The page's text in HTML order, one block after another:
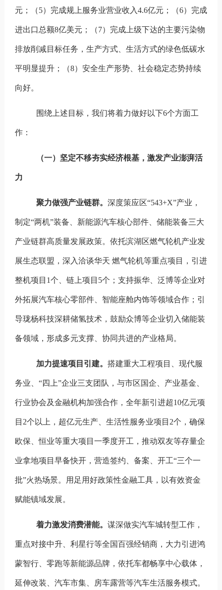
元；（5）完成规上服务业营业收入4.6亿元；（6）完成
进出口总额8亿美元；（7）完成上级下达的主要污染物
排放削减目标任务，生产方式、生活方式的绿色低碳水
平明显提升；（8）安全生产形势、社会稳定态势持续
向好。
围绕上述目标，我们将着力做好以下6个方面工
作：
（一）坚定不移夯实经济根基，激发产业澎湃活
力
聚力做强产业链群。 深度策应区“543+X”产业，
制定“两机”装备、新能源汽车核心部件、储能装备三大
产业链群高质量发展政策。依托滨湖区燃气轮机产业发
展生态联盟，深入洽谈华天 燃气轮机等重点项目，引进
整机项目1个、链上项目5个；支持振华、泛博等企业对
外拓展汽车核心零部件、智能座舱内饰等领域合作；引
导珑杨科技深耕储氢技术，鼓励众博等企业切入储能装
备领域，形成多元支撑、协同共进的产业格局。
加力提速项目引建。 搭建重大工程项目、现代服
务业、“四上”企业三支团队 ，与市区国企、产业基金、
行业协会及金融机构加强合作，全年新引进超10亿元项
目2个以上，超亿元生产、生活性服务业项目2个，确保
欧保、恒业等重大项目一季度开工，推动双友等存量企
业拿地项目早备快开，营造签约、备案、开工“三个一
批”火热场景。用足用好政策性金融工具，以有效资金
赋能镇域发展。
着力激发消费潜能。 谋深做实汽车城转型工作，
重点对接中升、利星行等全国百强经销商，大力引进鸿
蒙智行、零跑等新能源品牌，依托车都畅享中心载体，
延伸改装、汽车市集、房车露营等汽车生活服务模式。